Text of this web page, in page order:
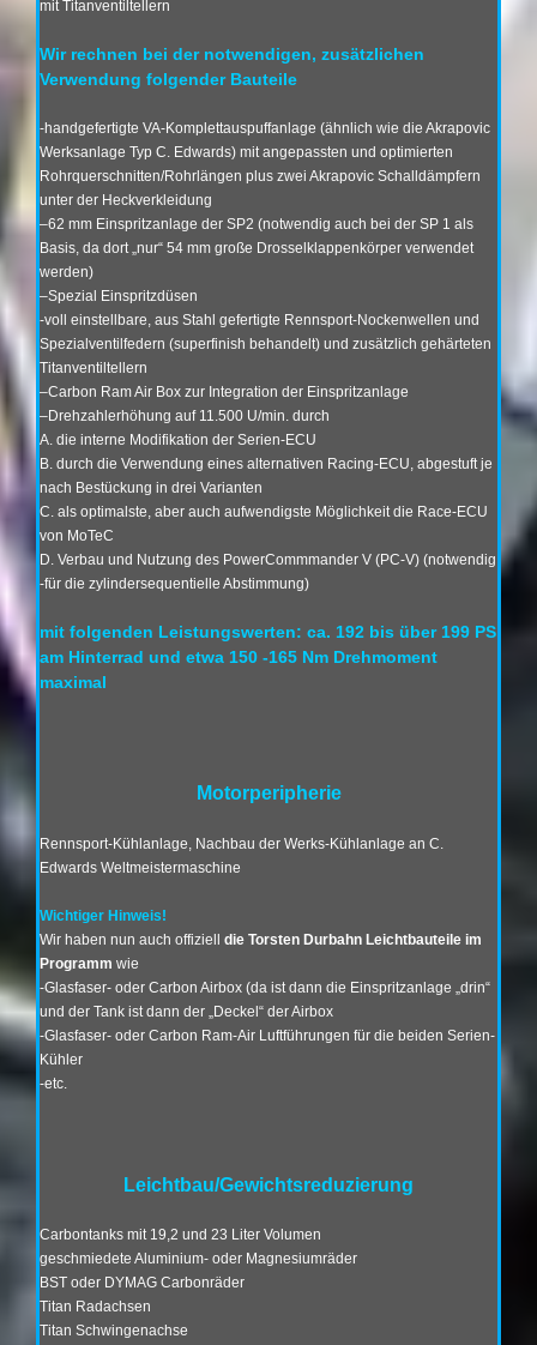
mit Titanventiltellern
Wir rechnen bei der notwendigen, zusätzlichen
Verwendung folgender Bauteile
-handgefertigte VA-Komplettauspuffanlage (ähnlich wie die Akrapovic
Werksanlage Typ C. Edwards) mit angepassten und optimierten
Rohrquerschnitten/Rohrlängen plus zwei Akrapovic Schalldämpfern
unter der Heckverkleidung
–62 mm Einspritzanlage der SP2 (notwendig auch bei der SP 1 als
Basis, da dort „nur“ 54 mm große Drosselklappenkörper verwendet
werden)
–Spezial Einspritzdüsen
-voll einstellbare, aus Stahl gefertigte Rennsport-Nockenwellen und
Spezialventilfedern (superfinish behandelt) und zusätzlich gehärteten
Titanventiltellern
–Carbon Ram Air Box zur Integration der Einspritzanlage
–Drehzahlerhöhung auf 11.500 U/min. durch
A. die interne Modifikation der Serien-ECU
B. durch die Verwendung eines alternativen Racing-ECU, abgestuft je
nach Bestückung in drei Varianten
C. als optimalste, aber auch aufwendigste Möglichkeit die Race-ECU
von MoTeC
D. Verbau und Nutzung des PowerCommmander V (PC-V) (notwendig
-für die zylindersequentielle Abstimmung)
mit folgenden Leistungswerten: ca. 192 bis über 199 PS
am Hinterrad und etwa 150 -165 Nm Drehmoment
maximal
Motorperipherie
Rennsport-Kühlanlage, Nachbau der Werks-Kühlanlage an C.
Edwards Weltmeistermaschine
Wichtiger Hinweis!
Wir haben nun auch offiziell die Torsten Durbahn Leichtbauteile im
Programm wie
-Glasfaser- oder Carbon Airbox (da ist dann die Einspritzanlage „drin“
und der Tank ist dann der „Deckel“ der Airbox
-Glasfaser- oder Carbon Ram-Air Luftführungen für die beiden Serien-
Kühler
-etc.
Leichtbau/Gewichtsreduzierung
Carbontanks mit 19,2 und 23 Liter Volumen
geschmiedete Aluminium- oder Magnesiumräder
BST oder DYMAG Carbonräder
Titan Radachsen
Titan Schwingenachse